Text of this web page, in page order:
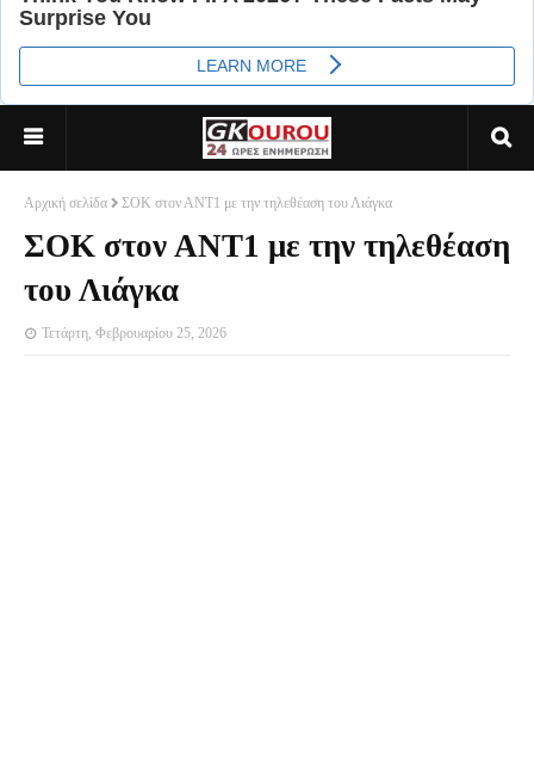
Αρχική σελίδα ΣΟΚ στον ΑΝΤ1 με την τηλεθέαση του Λιάγκα
ΣΟΚ στον ΑΝΤ1 με την τηλεθέαση
του Λιάγκα
Τετάρτη, Φεβρουαρίου 25, 2026